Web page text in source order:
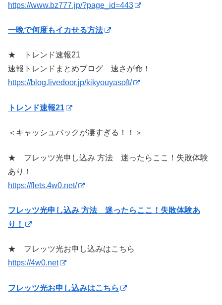
https://www.bz777.jp/?page_id=443
一晩で何度もイカせる方法
★ トレンド速報21
速報トレンドまとめブログ 速さが命！
https://blog.livedoor.jp/kikyouyasoft/
トレンド速報21
＜キャッシュバックが凄すぎる！！＞
★ フレッツ光申し込み 方法 迷ったらここ！失敗体験
あり！
https://flets.4w0.net/
フレッツ光申し込み 方法 迷ったらここ！失敗体験あ
り！
★ フレッツ光お申し込みはこちら
https://4w0.net
フレッツ光お申し込みはこちら